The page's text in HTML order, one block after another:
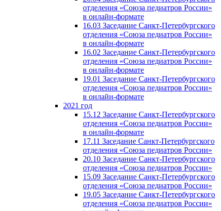
отделения «Союза педиатров России»
в онлайн-формате
16.03 Заседание Санкт-Петербургского
отделения «Союза педиатров России»
в онлайн-формате
16.02 Заседание Санкт-Петербургского
отделения «Союза педиатров России»
в онлайн-формате
19.01 Заседание Санкт-Петербургского
отделения «Союза педиатров России»
в онлайн-формате
2021 год
15.12 Заседание Санкт-Петербургского
отделения «Союза педиатров России»
в онлайн-формате
17.11 Заседание Санкт-Петербургского
отделения «Союза педиатров России»
20.10 Заседание Санкт-Петербургского
отделения «Союза педиатров России»
15.09 Заседание Санкт-Петербургского
отделения «Союза педиатров России»
19.05 Заседание Санкт-Петербургского
отделения «Союза педиатров России»